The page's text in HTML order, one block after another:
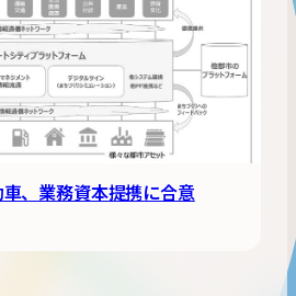
、業務資本提携に合意